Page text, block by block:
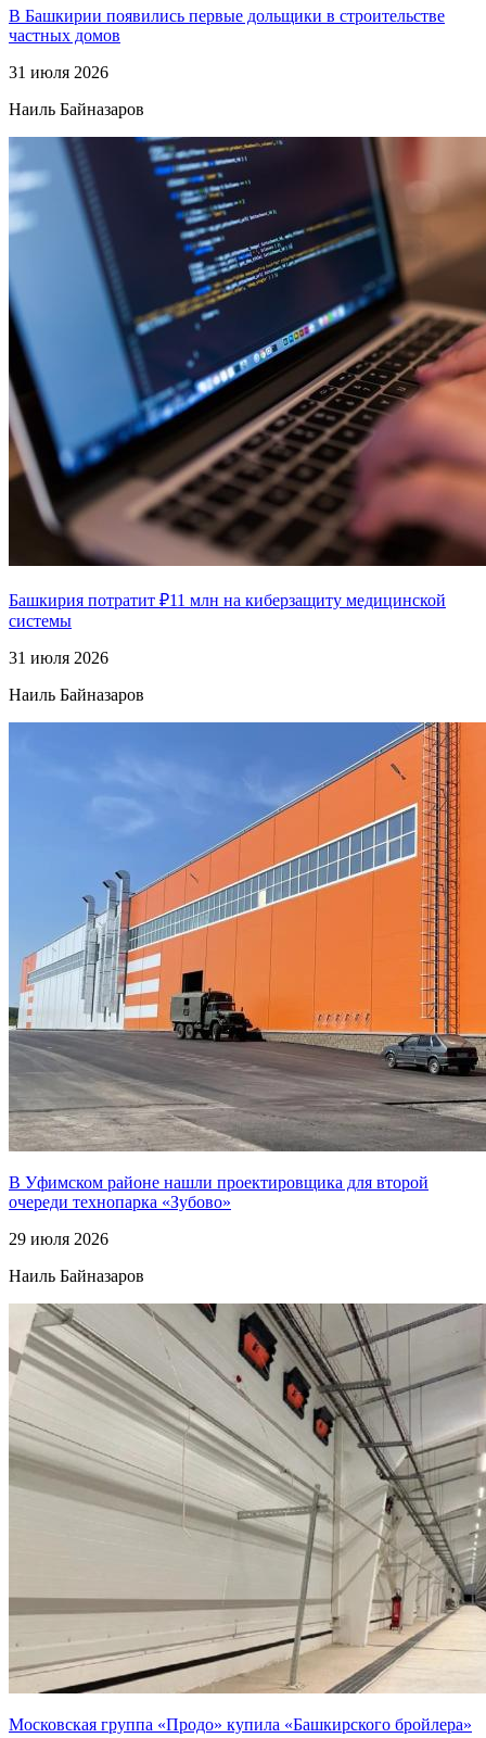
В Башкирии появились первые дольщики в строительстве
частных домов
31 июля 2026
Наиль Байназаров
Башкирия потратит ₽11 млн на киберзащиту медицинской
системы
31 июля 2026
Наиль Байназаров
В Уфимском районе нашли проектировщика для второй
очереди технопарка «Зубово»
29 июля 2026
Наиль Байназаров
Московская группа «Продо» купила «Башкирского бройлера»